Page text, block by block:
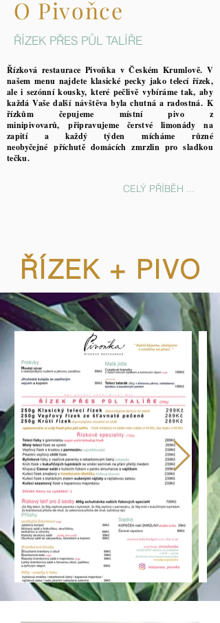
O Pivoňce
ŘÍZEK PŘES PŮL TALÍŘE
Řízková restaurace Pivoňka v Českém Krumlově. V
našem menu najdete klasické pecky jako telecí řízek,
ale i sezónní kousky, které pečlivě vybíráme tak, aby
každá Vaše další návštěva byla chutná a radostná. K
řízkům čepujeme místní pivo z
minipivovarů, připravujeme čerstvé limonády na
zapití a každý týden mícháme různé
neobyčejné příchutě domácích zmrzlin pro sladkou
tečku.
CELÝ PŘÍBĚH ...
ŘÍZEK + PIVO